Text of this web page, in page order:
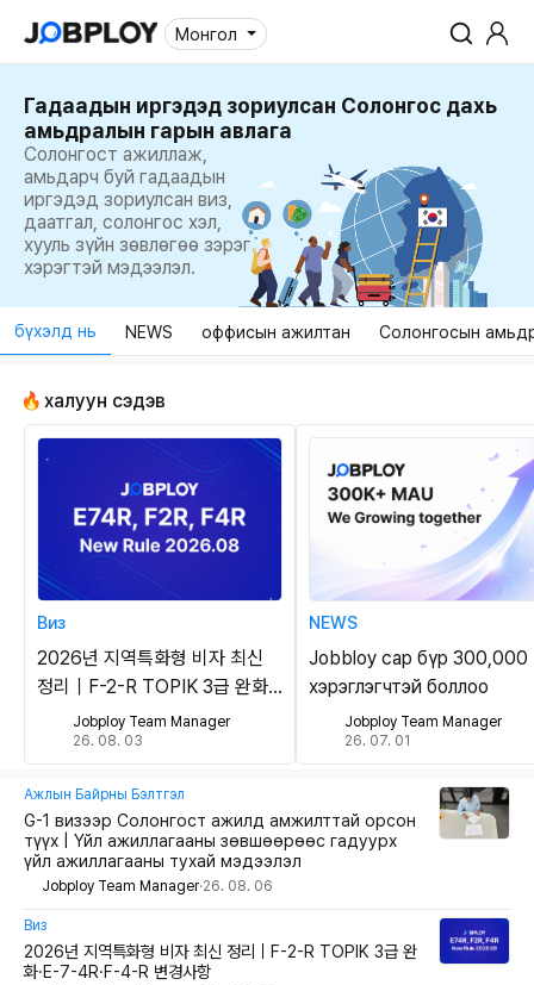
Монгол
Гадаадын иргэдэд зориулсан Солонгос дахь
амьдралын гарын авлага
Солонгост ажиллаж,
амьдарч буй гадаадын
иргэдэд зориулсан виз,
даатгал, солонгос хэл,
хууль зүйн зөвлөгөө зэрэг
хэрэгтэй мэдээлэл.
бүхэлд нь NEWS оффисын ажилтан Солонгосын
халуун сэдэв
Виз
2026년 지역특화형 비자 최신
정리｜F-2-R TOPIK 3급 완화
·E-7-4R·F-4-R 변경사항
Jobploy Team Manager
26. 08. 03
NEWS
Jobbloy сар бүр 300,000
хэрэглэгчтэй боллоо
Jobploy Team Manager
26. 07. 01
Ажлын Байрны Бэлтгэл
G-1 визээр Солонгост ажилд амжилттай орсон
түүх | Үйл ажиллагааны зөвшөөрөөс гадуурх
үйл ажиллагааны тухай мэдээлэл
Jobploy Team Manager·26. 08. 06
Виз
2026년 지역특화형 비자 최신 정리｜F-2-R TOPIK 3급 완
화·E-7-4R·F-4-R 변경사항